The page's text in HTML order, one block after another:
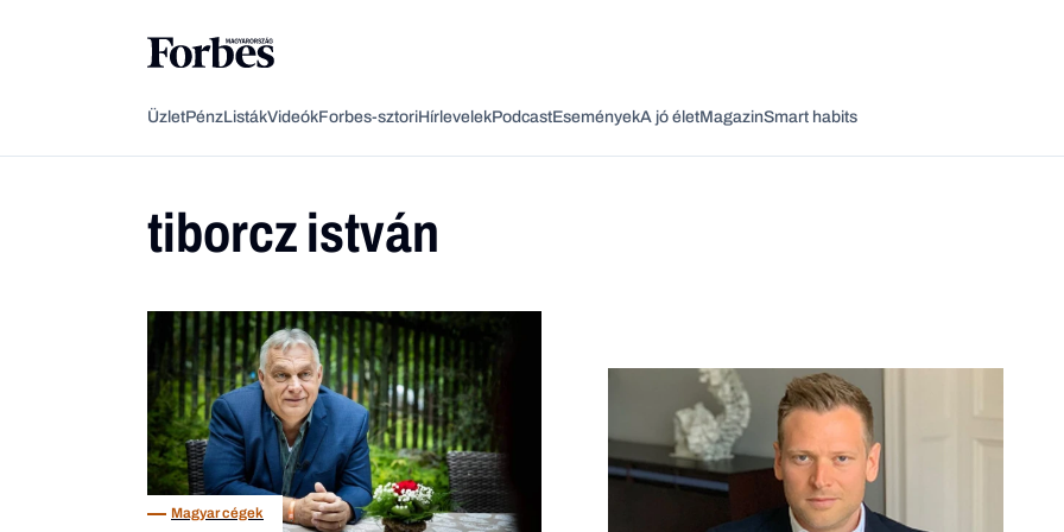
Vagy fedezze fel a következő témákat
Pénz Zöld
ÜzletPénzListákVideókForbes-sztoriHírlevelekPodcastEseményekA jó életMagazinSmart habits
tiborcz istván
Magyar cégek